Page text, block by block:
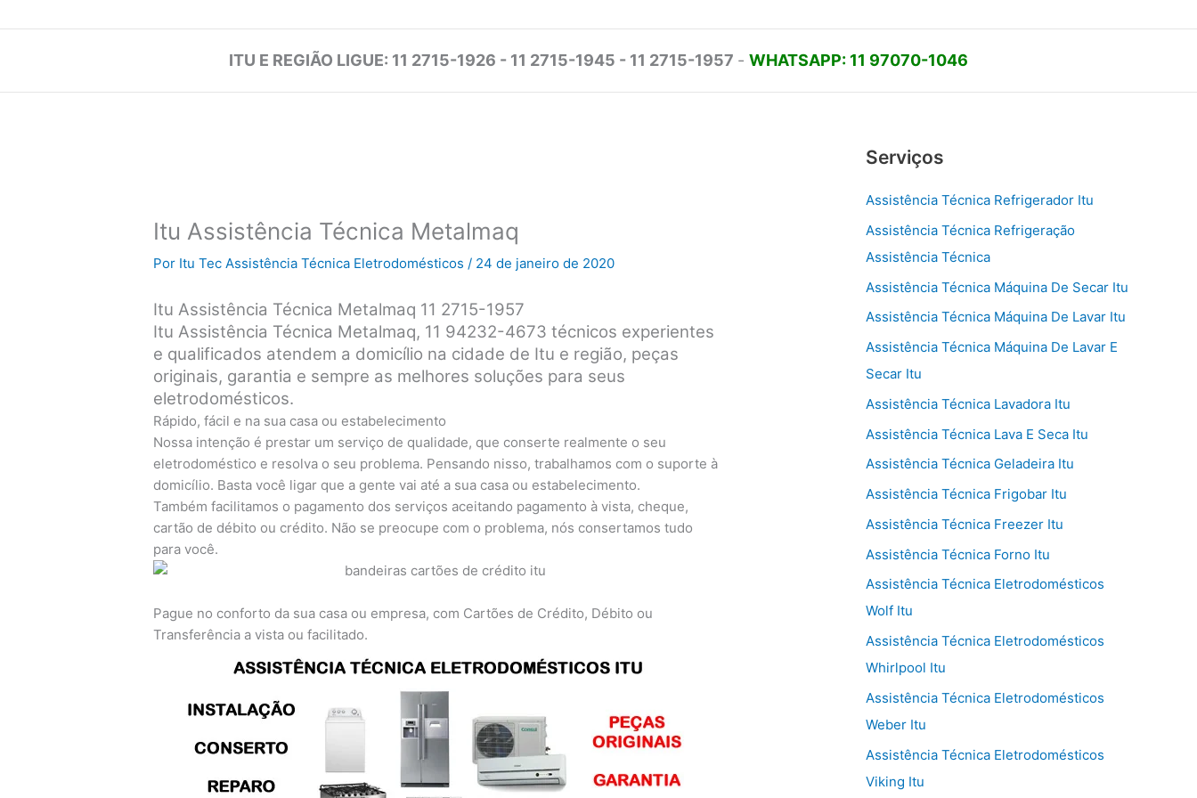
ITU E REGIÃO LIGUE: 11 2715-1926 - 11 2715-1945 - 11 2715-1957 - WHATSAPP: 11 97070-1046
Itu Assistência Técnica Metalmaq
Por Itu Tec Assistência Técnica Eletrodomésticos/ 24 de janeiro de 2020
Itu Assistência Técnica Metalmaq 11 2715-1957
Itu Assistência Técnica Metalmaq, 11 94232-4673 técnicos experientes
e qualificados atendem a domicílio na cidade de Itu e região, peças
originais, garantia e sempre as melhores soluções para seus
eletrodomésticos.
Rápido, fácil e na sua casa ou estabelecimento
Nossa intenção é prestar um serviço de qualidade, que conserte realmente o seu
eletrodoméstico e resolva o seu problema. Pensando nisso, trabalhamos com o suporte à
domicílio. Basta você ligar que a gente vai até a sua casa ou estabelecimento.
Também facilitamos o pagamento dos serviços aceitando pagamento à vista, cheque,
cartão de débito ou crédito. Não se preocupe com o problema, nós consertamos tudo
para você.
Pague no conforto da sua casa ou empresa, com Cartões de Crédito, Débito ou
Transferência a vista ou facilitado.
Serviços
Assistência Técnica Refrigerador Itu
Assistência Técnica Refrigeração
Assistência Técnica
Assistência Técnica Máquina De Secar Itu
Assistência Técnica Máquina De Lavar Itu
Assistência Técnica Máquina De Lavar E
Secar Itu
Assistência Técnica Lavadora Itu
Assistência Técnica Lava E Seca Itu
Assistência Técnica Geladeira Itu
Assistência Técnica Frigobar Itu
Assistência Técnica Freezer Itu
Assistência Técnica Forno Itu
Assistência Técnica Eletrodomésticos
Wolf Itu
Assistência Técnica Eletrodomésticos
Whirlpool Itu
Assistência Técnica Eletrodomésticos
Weber Itu
Assistência Técnica Eletrodomésticos
Viking Itu